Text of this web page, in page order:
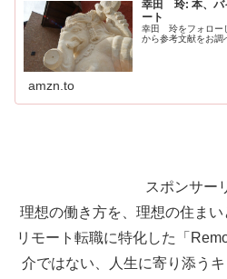
幸田 玲: 本、バ
ート
幸田 玲をフォロー
から参考文献をお調
amzn.to
スポンサー
理想の働き方を、理想の住ま
リモート転職に特化した「
介ではない、人生に寄り添う